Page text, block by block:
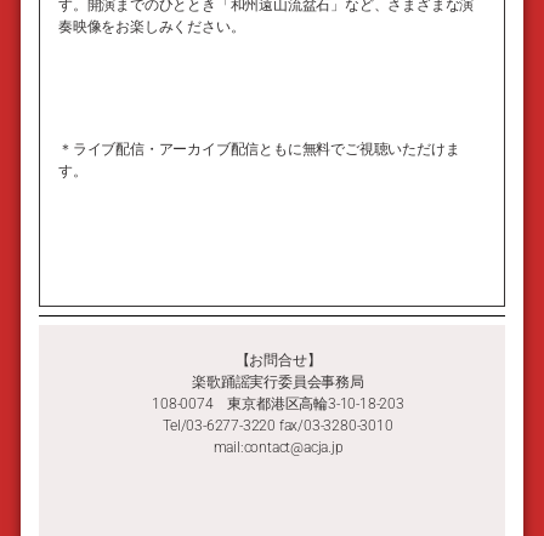
す。開演までのひととき「和州遠山流盆石」など、さまざまな演
奏映像をお楽しみください。
＊ライブ配信・アーカイブ配信ともに無料でご視聴いただけま
す。
【お問合せ】
楽歌踊謡実行委員会事務局
108-0074 東京都港区高輪3-10-18-203
Tel/03-6277-3220 fax/03-3280-3010
mail:contact@acja.jp